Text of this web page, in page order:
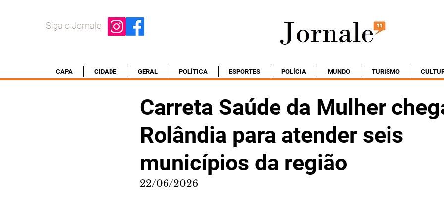
Siga o Jornale
CAPA CIDADE GERAL POLÍTICA ESPORTES POLÍCIA MUNDO TURISMO
Carreta Saúde da Mulher
Rolândia para atender seis
municípios da região
22/06/2026